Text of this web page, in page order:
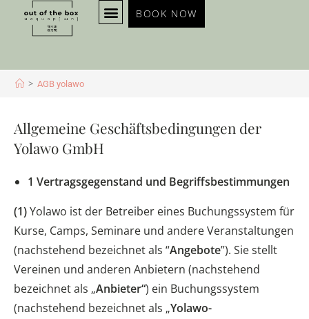
BOOK NOW
> AGB yolawo
Allgemeine Geschäftsbedingungen der
Yolawo GmbH
1 Vertragsgegenstand und Begriffsbestimmungen
(1)Yolawo ist der Betreiber eines Buchungssystem für
Kurse, Camps, Seminare und andere Veranstaltungen
(nachstehend bezeichnet als “Angebote”). Sie stellt
Vereinen und anderen Anbietern (nachstehend
bezeichnet als „Anbieter“) ein Buchungssystem
(nachstehend bezeichnet als „Yolawo-